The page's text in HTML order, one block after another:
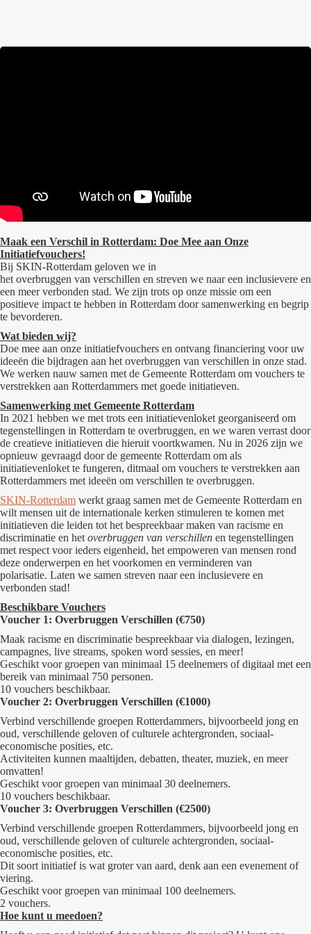
Maak een Verschil in Rotterdam: Doe Mee aan Onze
Initiatiefvouchers!
Bij SKIN-Rotterdam geloven we in
het overbruggen van verschillen en streven we naar een inclusievere en
een meer verbonden stad. We zijn trots op onze missie om een
positieve impact te hebben in Rotterdam door samenwerking en begrip
te bevorderen.
Wat bieden wij?
Doe mee aan onze initiatiefvouchers en ontvang financiering voor uw
ideeën die bijdragen aan het overbruggen van verschillen in onze stad.
We werken nauw samen met de Gemeente Rotterdam om vouchers te
verstrekken aan Rotterdammers met goede initiatieven.
Samenwerking met Gemeente Rotterdam
In 2021 hebben we met trots een initiatievenloket georganiseerd om
tegenstellingen in Rotterdam te overbruggen, en we waren verrast door
de creatieve initiatieven die hieruit voortkwamen. Nu in 2026 zijn we
opnieuw gevraagd door de gemeente Rotterdam om als
initiatievenloket te fungeren, ditmaal om vouchers te verstrekken aan
Rotterdammers met ideeën om verschillen te overbruggen.
SKIN-Rotterdam werkt graag samen met de Gemeente Rotterdam en
wilt mensen uit de internationale kerken stimuleren te komen met
initiatieven die leiden tot het bespreekbaar maken van racisme en
discriminatie en het overbruggen van verschillen en tegenstellingen
met respect voor ieders eigenheid, het empoweren van mensen rond
deze onderwerpen en het voorkomen en verminderen van
polarisatie. Laten we samen streven naar een inclusievere en
verbonden stad!
Beschikbare Vouchers
Voucher 1: Overbruggen Verschillen (€750)
Maak racisme en discriminatie bespreekbaar via dialogen, lezingen,
campagnes, live streams, spoken word sessies, en meer!
Geschikt voor groepen van minimaal 15 deelnemers of digitaal met een
bereik van minimaal 750 personen.
10 vouchers beschikbaar.
Voucher 2: Overbruggen Verschillen (€1000)
Verbind verschillende groepen Rotterdammers, bijvoorbeeld jong en
oud, verschillende geloven of culturele achtergronden, sociaal-
economische posities, etc.
Activiteiten kunnen maaltijden, debatten, theater, muziek, en meer
omvatten!
Geschikt voor groepen van minimaal 30 deelnemers.
10 vouchers beschikbaar.
Voucher 3: Overbruggen Verschillen (€2500)
Verbind verschillende groepen Rotterdammers, bijvoorbeeld jong en
oud, verschillende geloven of culturele achtergronden, sociaal-
economische posities, etc.
Dit soort initiatief is wat groter van aard, denk aan een evenement of
viering.
Geschikt voor groepen van minimaal 100 deelnemers.
2 vouchers.
Hoe kunt u meedoen?